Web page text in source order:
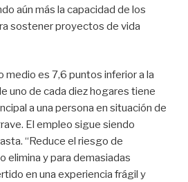
aún más la capacidad de los
sostener proyectos de vida
medio es 7,6 puntos inferior a la
uno de cada diez hogares tiene
a una persona en situación de
El empleo sigue siendo
“Reduce el riesgo de
elimina y para demasiadas
en una experiencia frágil y